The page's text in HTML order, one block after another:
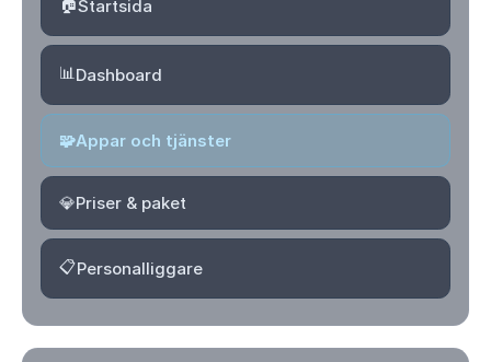
Startsida
📊Dashboard
🧩Appar och tjänster
💎Priser & paket
📋Personalliggare